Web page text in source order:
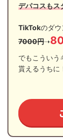
デパコスもス
TikTokのダ
7000円➝
でもこういう
貰えるうちに